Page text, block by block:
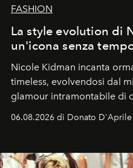
FASHION
La style evolution di
un'icona senza
Nicole Kidman incanta
timeless, evolvendosi dal
glamour intramontabile di
Italia la sua style evolution.
06.08.2026 di Donato D'Aprile